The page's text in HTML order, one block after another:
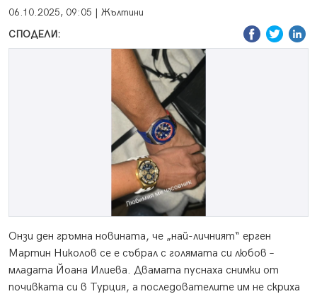
06.10.2025, 09:05 | Жълтини
СПОДЕЛИ:
Онзи ден гръмна новината, че „най-личният“ ерген
Мартин Николов се е събрал с голямата си любов –
младата Йоана Илиева. Двамата пуснаха снимки от
почивката си в Турция, а последователите им не скриха